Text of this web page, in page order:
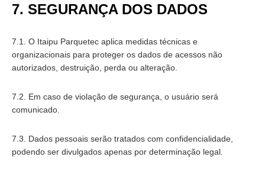
7. SEGURANÇA DOS DADOS
7.1. O Itaipu Parquetec aplica medidas técnicas e
organizacionais para proteger os dados de acessos não
autorizados, destruição, perda ou alteração.
7.2. Em caso de violação de segurança, o usuário será
comunicado.
7.3. Dados pessoais serão tratados com confidencialidade,
podendo ser divulgados apenas por determinação legal.